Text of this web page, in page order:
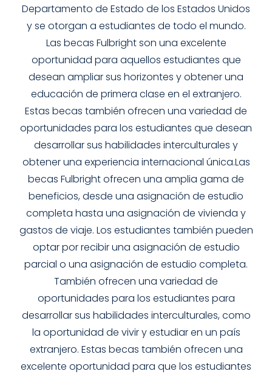
Departamento de Estado de los Estados Unidos
y se otorgan a estudiantes de todo el mundo.
Las becas Fulbright son una excelente
oportunidad para aquellos estudiantes que
desean ampliar sus horizontes y obtener una
educación de primera clase en el extranjero.
Estas becas también ofrecen una variedad de
oportunidades para los estudiantes que desean
desarrollar sus habilidades interculturales y
obtener una experiencia internacional única.Las
becas Fulbright ofrecen una amplia gama de
beneficios, desde una asignación de estudio
completa hasta una asignación de vivienda y
gastos de viaje. Los estudiantes también pueden
optar por recibir una asignación de estudio
parcial o una asignación de estudio completa.
También ofrecen una variedad de
oportunidades para los estudiantes para
desarrollar sus habilidades interculturales, como
la oportunidad de vivir y estudiar en un país
extranjero. Estas becas también ofrecen una
excelente oportunidad para que los estudiantes